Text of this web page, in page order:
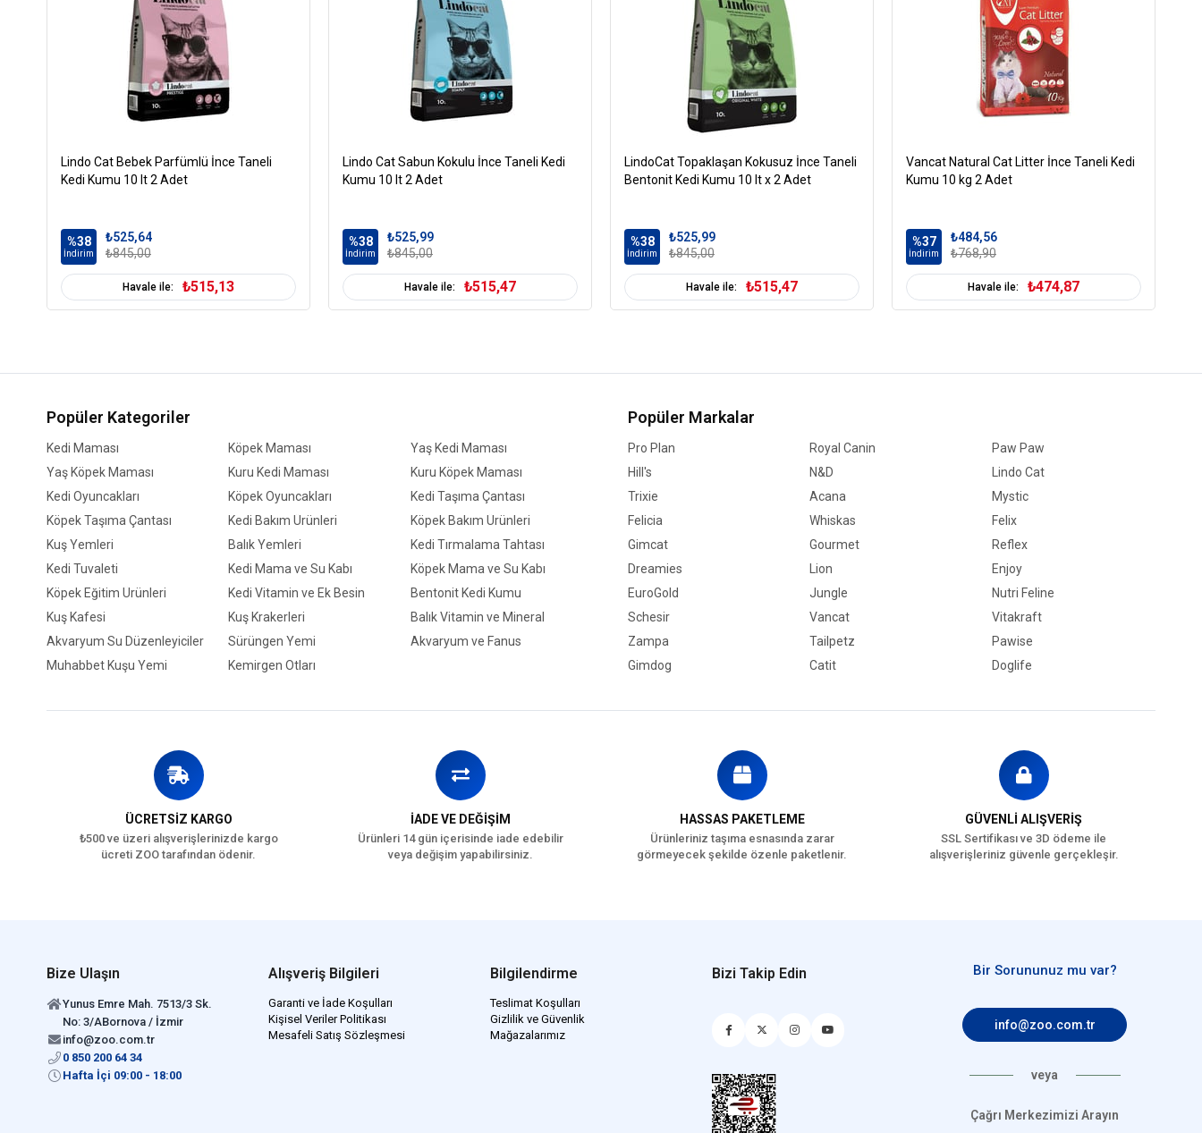
Lindo Cat Bebek Parfümlü İnce Taneli
Kedi Kumu 10 lt 2 Adet
%38
İndirim
₺525,64
₺845,00
Havale ile: ₺515,13
Lindo Cat Sabun Kokulu İnce Taneli Kedi
Kumu 10 lt 2 Adet
%38
İndirim
₺525,99
₺845,00
Havale ile: ₺515,47
LindoCat Topaklaşan Kokusuz İnce Taneli
Bentonit Kedi Kumu 10 lt x 2 Adet
%38
İndirim
₺525,99
₺845,00
Havale ile: ₺515,47
Vancat Natural Cat Litter İnce Taneli Kedi
Kumu 10 kg 2 Adet
%37
İndirim
₺484,56
₺768,90
Havale ile: ₺474,87
Popüler Kategoriler
Kedi Maması Köpek Maması
Yaş Kedi Maması
Yaş Köpek Maması
Kuru Kedi Maması
Kuru Köpek Maması
Kedi Oyuncakları
Köpek Oyuncakları
Kedi Taşıma Çantası
Köpek Taşıma Çantası
Kedi Bakım Ürünleri
Köpek Bakım Ürünleri
Kuş Yemleri
Balık Yemleri
Kedi Tırmalama Tahtası
Kedi Tuvaleti
Kedi Mama ve Su Kabı
Köpek Mama ve Su Kabı
Köpek Eğitim Ürünleri
Kedi Vitamin ve Ek Besin
Bentonit Kedi Kumu
Kuş Kafesi
Kuş Krakerleri
Balık Vitamin ve Mineral
Akvaryum Su Düzenleyiciler
Sürüngen Yemi
Akvaryum ve Fanus
Muhabbet Kuşu Yemi
Kemirgen Otları
Popüler Markalar
Pro Plan Royal Canin
Paw Paw
Hill's
N&D
Lindo Cat
Trixie
Acana
Mystic
Felicia
Whiskas
Felix
Gimcat
Gourmet
Reflex
Dreamies
Lion
Enjoy
EuroGold
Jungle
Nutri Feline
Schesir
Vancat
Vitakraft
Zampa
Tailpetz
Pawise
Gimdog
Catit Doglife
ÜCRETSİZ KARGO
₺500 ve üzeri alışverişlerinizde kargo
ücreti ZOO tarafından ödenir.
İADE VE DEĞİŞİM
Ürünleri 14 gün içerisinde iade edebilir
veya değişim yapabilirsiniz.
HASSAS PAKETLEME
Ürünleriniz taşıma esnasında zarar
görmeyecek şekilde özenle paketlenir.
GÜVENLİ ALIŞVERİŞ
SSL Sertifikası ve 3D ödeme ile
alışverişleriniz güvenle gerçekleşir.
Bize Ulaşın
Yunus Emre Mah. 7513/3 Sk.
No: 3/ABornova / İzmir
info@zoo.com.tr
0 850 200 64 34
Hafta İçi 09:00 - 18:00
Alışveriş Bilgileri
Garanti ve İade Koşulları
Kişisel Veriler Politikası
Mesafeli Satış Sözleşmesi
Bilgilendirme
Teslimat Koşulları
Gizlilik ve Güvenlik
Mağazalarımız
Bizi Takip Edin Bir Sorununuz mu var?
info@zoo.com.tr
veya
Çağrı Merkezimizi Arayın